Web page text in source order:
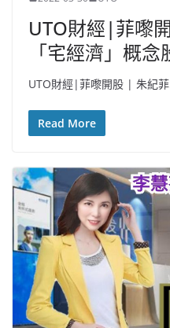
UTO財經|菲嚟
「宅經濟」概
UTO財經|菲嚟開股 | 朱紀
Read More